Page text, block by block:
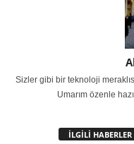
Sizler gibi bir teknoloji
Umarım özenle
İLGİLİ HABERLER